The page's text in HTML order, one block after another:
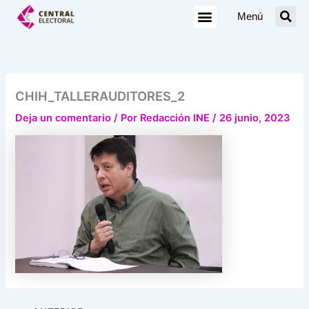
Menú
CHIH_TALLERAUDITORES_2
Deja un comentario / Por Redacción INE/ 26 junio, 2023